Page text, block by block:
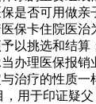
是否可用做亲
保卡住院医
以挑选和结
办理医保报
治疗的性质
用于印证疑